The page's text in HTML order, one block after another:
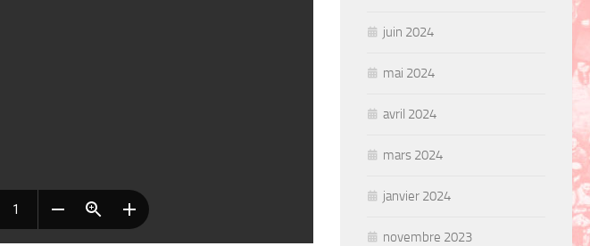
juin 2024
mai 2024
avril 2024
mars 2024
janvier 2024
novembre 2023